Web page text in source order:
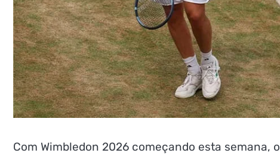
Com Wimbledon 2026 começando esta semana,